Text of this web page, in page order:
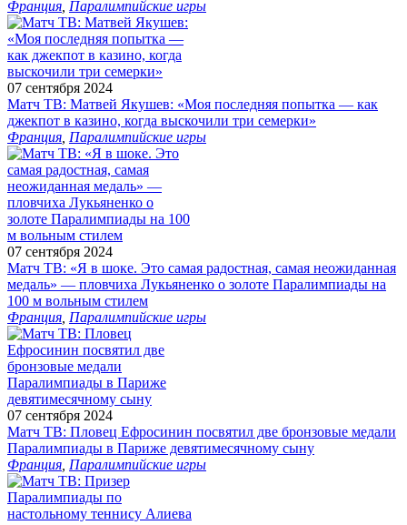
Франция Паралимпийские игры
07 сентября 2024
Матч ТВ: Матвей Якушев: «Моя последняя попытка — как
джекпот в казино, когда выскочили три семерки»
Франция Паралимпийские игры
07 сентября 2024
Матч ТВ: «Я в шоке. Это самая радостная, самая неожиданная
медаль» — пловчиха Лукьяненко о золоте Паралимпиады на
100 м вольным стилем
Франция Паралимпийские игры
07 сентября 2024
Матч ТВ: Пловец Ефросинин посвятил две бронзовые медали
Паралимпиады в Париже девятимесячному сыну
Франция Паралимпийские игры